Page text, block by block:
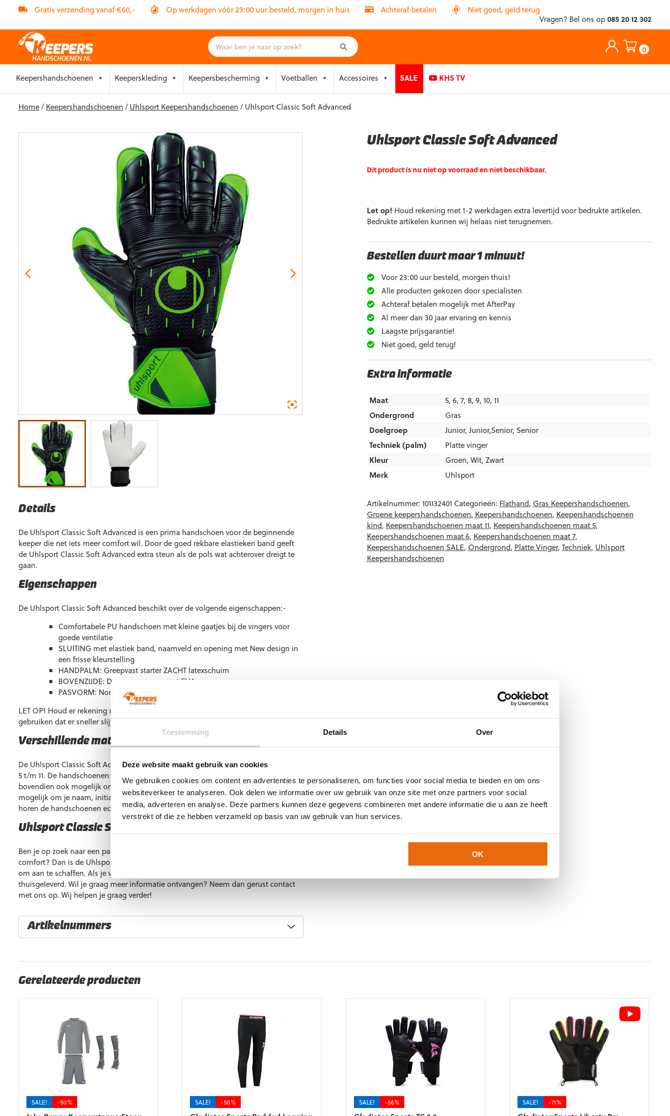
Toestemming Details Over
Deze website maakt gebruik van cookies
We gebruiken cookies om content en advertenties te personaliseren, om functies voor social media te bieden en om ons
websiteverkeer te analyseren. Ook delen we informatie over uw gebruik van onze site met onze partners voor social
media, adverteren en analyse. Deze partners kunnen deze gegevens combineren met andere informatie die u aan ze heeft
verstrekt of die ze hebben verzameld op basis van uw gebruik van hun services.
OK
Gratis verzending vanaf €60,- Op werkdagen vóór 23:00 uur besteld, morgen in huis Achteraf betalen
Niet goed, geld terug
Vragen? Bel ons op085 20 12 302
0
toKeepershandschoenen Keeperskleding Keepersbescherming Voetballen Accessoires SALE KHS TV
Home/Keepershandschoenen /Uhlsport Keepershandschoenen / Uhlsport Classic Soft Advanced
Details
De Uhlsport Classic Soft Advanced is een prima handschoen voor de beginnende
keeper die net iets meer comfort wil. Door de goed rekbare elastieken band geeft
de Uhlsport Classic Soft Advanced extra steun als de pols wat achterover dreigt te
gaan.
Eigenschappen
De Uhlsport Classic Soft Advanced beschikt over de volgende eigenschappen:-
Comfortabele PU handschoen met kleine gaatjes bij de vingers voor
goede ventilatie
SLUITING met elastiek band, naamveld en opening met New design in
een frisse kleurstelling
HANDPALM: Greepvast starter ZACHT latexschuim
BOVENZIJDE: Duurzaam, greepvast EVA
PASVORM: Normaal
LET OP! Houd er rekening mee dat als je deze handschoenen op kunstgras gaat
gebruiken dat er sneller slijtage op kan treden.
Verschillende maten beschikbaar
De Uhlsport Classic Soft Advanced keepershandschoenen zijn beschikbaar in maat
5 t/m 11. De handschoenen zijn dus geschikt voor junioren en senioren. Het is
bovendien ook mogelijk om de handschoenen te laten personaliseren. Zo is het
mogelijk om je naam, initialen of nationaliteit erop te laten bedrukken. Hierdoor
horen de handschoenen echt bij jou!
Uhlsport Classic Soft Advanced kopen?
Ben je op zoek naar een paar keepershandschoenen voor beginners met extra
comfort? Dan is de Uhlsport Classic Soft Advanced het ideale paar handschoenen
om aan te schaffen. Als je voor 23:00 besteld, dan wordt deze morgen
thuisgeleverd. Wil je graag meer informatie ontvangen? Neem dan gerust contact
met ons op. Wij helpen je graag verder!
Artikelnummers
Uhlsport Classic Soft Advanced
Dit product is nu niet op voorraad en niet beschikbaar.
Let op! Houd rekening met 1-2 werkdagen extra levertijd voor bedrukte artikelen.
Bedrukte artikelen kunnen wij helaas niet terugnemen.
Artikelnummer: 101132401 Categorieën: Flathand, Gras Keepershandschoenen,
Groene keepershandschoenen, Keepershandschoenen, Keepershandschoenen
kind, Keepershandschoenen maat 11, Keepershandschoenen maat 5,
Keepershandschoenen maat 6, Keepershandschoenen maat 7,
Keepershandschoenen SALE, Ondergrond, Platte Vinger, Techniek, Uhlsport
Keepershandschoenen
Bestellen duurt maar 1 minuut!
Voor 23:00 uur besteld, morgen thuis!
Alle producten gekozen door specialisten
Achteraf betalen mogelijk met AfterPay
Al meer dan 30 jaar ervaring en kennis
Laagste prijsgarantie!
Niet goed, geld terug!
Extra informatie
Maat
5, 6, 7, 8, 9, 10, 11
Ondergrond
Gras
Doelgroep
Junior, Junior,Senior, Senior
Techniek (palm)
Platte vinger
Kleur
Groen, Wit, Zwart
Merk
Uhlsport
Gerelateerde producten
SALE! -50% SALE! -50% SALE! -56% SALE! -71%